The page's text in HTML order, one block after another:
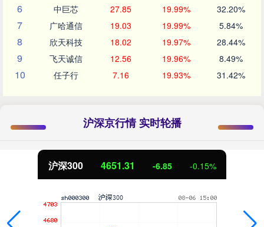
6 中巨芯 27.85 19.99% 32.20%
7 广哈通信 19.03 19.99% 5.84%
8 欣天科技 18.02 19.97% 28.44%
9 飞天诚信 12.56 19.96% 8.49%
10 任子行 7.16 19.93% 31.42%
沪深京行情 实时轮播
北证50 1122.88 3.42 0.30%